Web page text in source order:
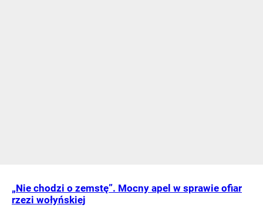
„Nie chodzi o zemstę”. Mocny apel w sprawie ofiar
rzezi wołyńskiej